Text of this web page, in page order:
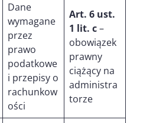
Dane
wymagane
przez
prawo
podatkowe
i przepisy o
rachunkow
ości
Art. 6 ust.
1 lit. c–
obowiązek
prawny
ciążący na
administra
torze